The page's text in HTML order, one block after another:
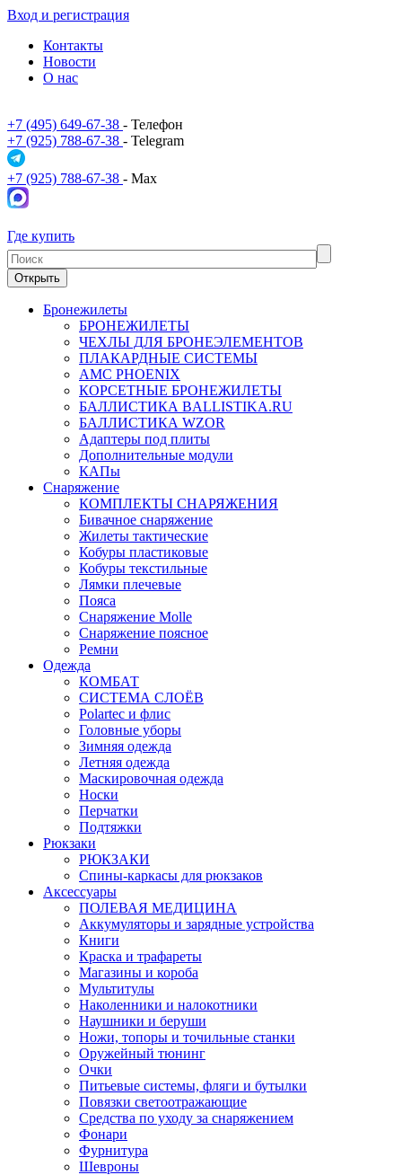
Вход и регистрация
Контакты
Новости
О нас
+7 (495) 649-67-38 - Телефон
+7 (925) 788-67-38 - Telegram
+7 (925) 788-67-38 - Max
Где купить
Открыть
Бронежилеты
БРОНЕЖИЛЕТЫ
ЧЕХЛЫ ДЛЯ БРОНЕЭЛЕМЕНТОВ
ПЛАКАРДНЫЕ СИСТЕМЫ
АМС PHOENIX
КОРСЕТНЫЕ БРОНЕЖИЛЕТЫ
БАЛЛИСТИКА BALLISTIKA.RU
БАЛЛИСТИКА WZOR
Адаптеры под плиты
Дополнительные модули
КАПы
Снаряжение
КОМПЛЕКТЫ СНАРЯЖЕНИЯ
Бивачное снаряжение
Жилеты тактические
Кобуры пластиковые
Кобуры текстильные
Лямки плечевые
Пояса
Снаряжение Molle
Снаряжение поясное
Ремни
Одежда
КОМБАТ
СИСТЕМА СЛОЁВ
Polartec и флис
Головные уборы
Зимняя одежда
Летняя одежда
Маскировочная одежда
Носки
Перчатки
Подтяжки
Рюкзаки
РЮКЗАКИ
Спины-каркасы для рюкзаков
Аксессуары
ПОЛЕВАЯ МЕДИЦИНА
Аккумуляторы и зарядные устройства
Книги
Краска и трафареты
Магазины и короба
Мультитулы
Наколенники и налокотники
Наушники и беруши
Ножи, топоры и точильные станки
Оружейный тюнинг
Очки
Питьевые системы, фляги и бутылки
Повязки светоотражающие
Средства по уходу за снаряжением
Фонари
Фурнитура
Шевроны